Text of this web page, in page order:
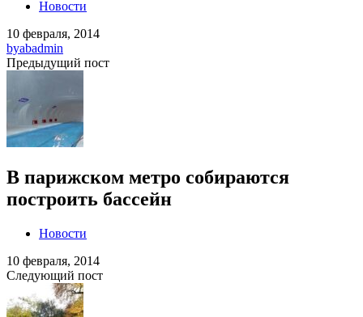
Новости
10 февраля, 2014
byabadmin
Предыдущий пост
В парижском метро собираются
построить бассейн
Новости
10 февраля, 2014
Следующий пост